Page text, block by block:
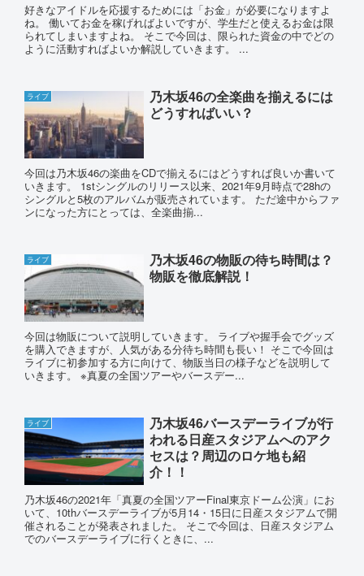
好きなアイドルを応援するためには「お金」が必要になりますよ
ね。 働いてお金を稼げればよいですが、学生だと使えるお金は限
られてしまいますよね。 そこで今回は、限られた資金の中でどの
ように活動すればよいか解説していきます。 ...
ライブ
乃木坂46の全楽曲を揃えるには
どうすればいい？
今回は乃木坂46の楽曲をCDで揃えるにはどうすれば良いか書いて
いきます。 1stシングルのリリース以来、2021年9月時点で28hの
シングルと5枚のアルバムが販売されています。 ただ途中からファ
ンになった方にとっては、全楽曲揃...
ライブ
乃木坂46の物販の待ち時間は？
物販を徹底解説！
今回は物販について説明していきます。 ライブや握手会でグッズ
を購入できますが、人気がある分待ち時間も長い！ そこで今回は
ライブに初参加する方に向けて、物販当日の様子などを説明して
いきます。 ※真夏の全国ツアーやバースデー...
ライブ
乃木坂46バースデーライブが行
われる日産スタジアムへのアク
セスは？周辺のロケ地も紹
介！！
乃木坂46の2021年「真夏の全国ツアーFinal東京ドーム公演」にお
いて、10thバースデーライブが5月14・15日に日産スタジアムで開
催されることが発表されました。 そこで今回は、日産スタジアム
でのバースデーライブに行くときに、...